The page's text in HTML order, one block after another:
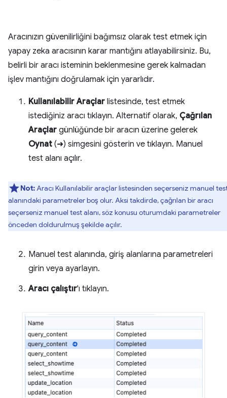
Aracınızın güvenilirliğini bağımsız olarak test etmek için
yapay zeka aracısının karar mantığını atlayabilirsiniz. Bu,
belirli bir aracı isteminin beklenmesine gerek kalmadan
işlev mantığını doğrulamak için yararlıdır.
Kullanılabilir Araçlar listesinde, test etmek
istediğiniz aracı tıklayın. Alternatif olarak, Çağrılan
Araçlar günlüğünde bir aracın üzerine gelerek
Oynat (➜) simgesini gösterin ve tıklayın. Manuel
test alanı açılır.
Not:Aracı Kullanılabilir araçlar listesinden seçerseniz manuel
alanındaki parametreler boş olur. Aksi takdirde, çağrılan bir aracı
seçerseniz manuel test alanı, söz konusu oturumdaki parametreler
önceden doldurulmuş şekilde açılır.
Manuel test alanında, giriş alanlarına parametreleri
girin veya ayarlayın.
Aracı çalıştır'ı tıklayın.